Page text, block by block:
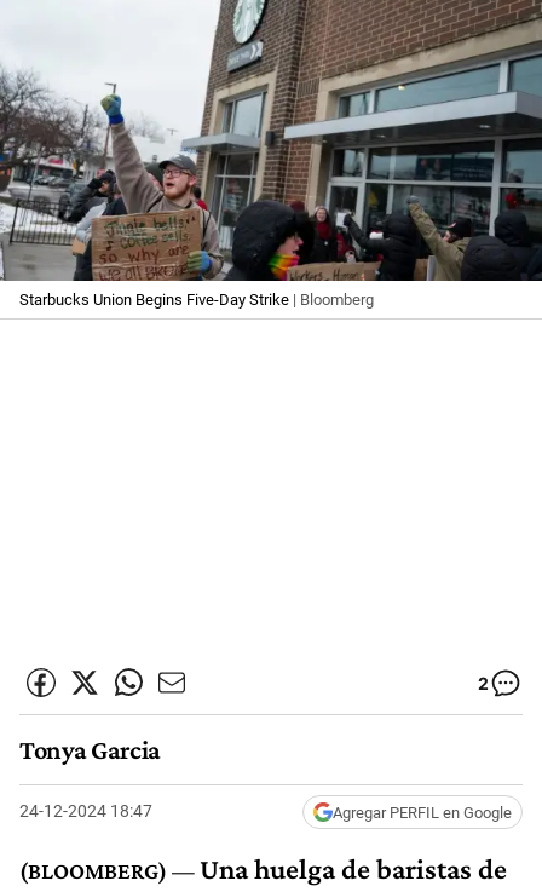
Starbucks Union Begins Five-Day Strike | Bloomberg
2
Tonya Garcia
24-12-2024 18:47 Agregar PERFIL en Google
Una huelga de baristas de